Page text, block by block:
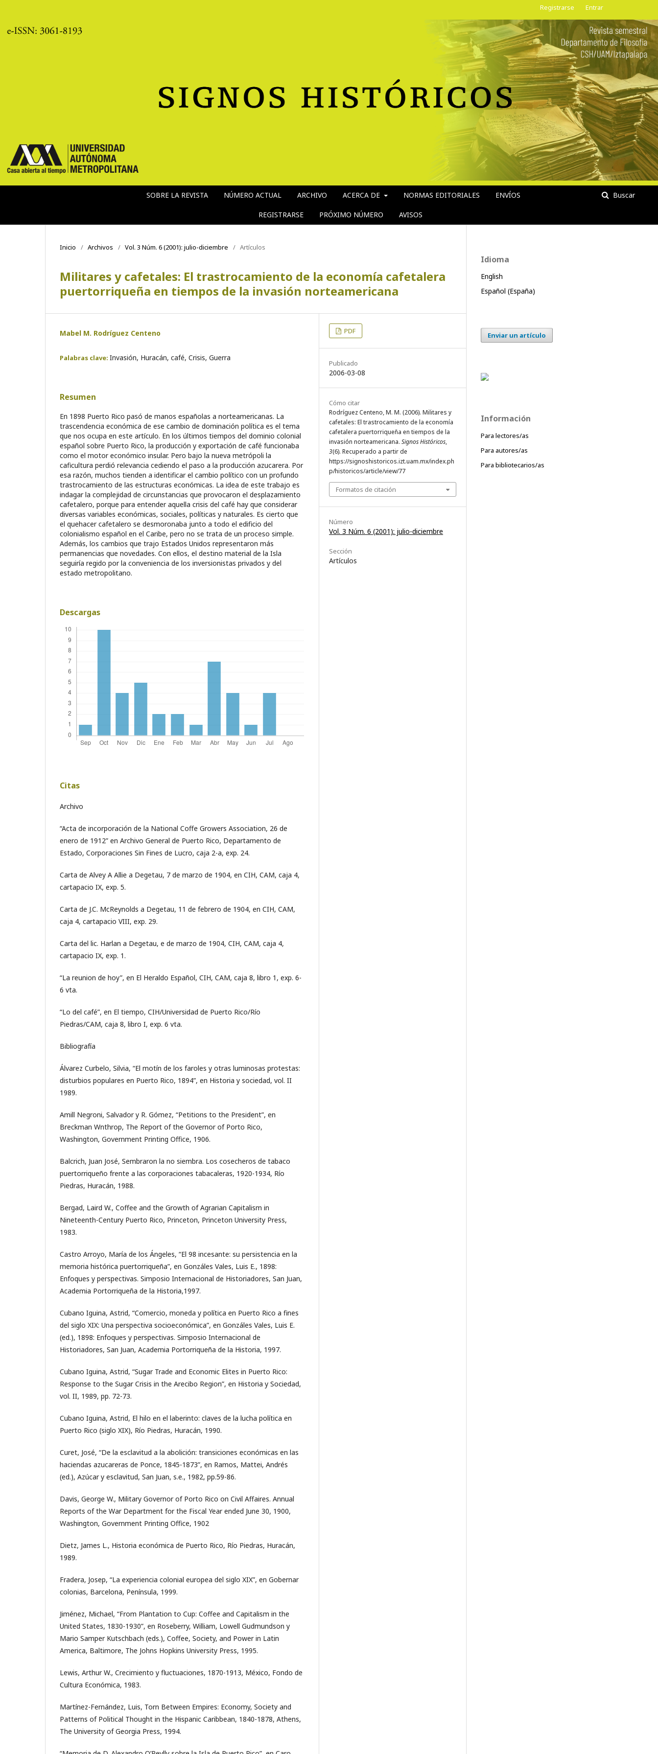
SOBRE LA REVISTA NÚMERO ACTUAL ARCHIVO ACERCA DE NORMAS EDITORIALES ENVÍOS
REGISTRARSE PRÓXIMO NÚMERO AVISOS
Buscar
Registrarse Entrar
Inicio / Archivos / Vol. 3 Núm. 6 (2001): julio-diciembre / Artículos
Militares y cafetales: El trastrocamiento de la economía cafetalera
puertorriqueña en tiempos de la invasión norteamericana
Mabel M. Rodríguez Centeno
Palabras clave: Invasión, Huracán, café, Crisis, Guerra
Resumen
En 1898 Puerto Rico pasó de manos españolas a norteamericanas. La
trascendencia económica de ese cambio de dominación política es el tema
que nos ocupa en este artículo. En los últimos tiempos del dominio colonial
español sobre Puerto Rico, la producción y exportación de café funcionaba
como el motor económico insular. Pero bajo la nueva metrópoli la
caficultura perdió relevancia cediendo el paso a la producción azucarera. Por
esa razón, muchos tienden a identificar el cambio político con un profundo
trastrocamiento de las estructuras económicas. La idea de este trabajo es
indagar la complejidad de circunstancias que provocaron el desplazamiento
cafetalero, porque para entender aquella crisis del café hay que considerar
diversas variables económicas, sociales, políticas y naturales. Es cierto que
el quehacer cafetalero se desmoronaba junto a todo el edificio del
colonialismo español en el Caribe, pero no se trata de un proceso simple.
Además, los cambios que trajo Estados Unidos representaron más
permanencias que novedades. Con ellos, el destino material de la Isla
seguiría regido por la conveniencia de los inversionistas privados y del
estado metropolitano.
Descargas
Citas
Archivo
“Acta de incorporación de la National Coffe Growers Association, 26 de
enero de 1912” en Archivo General de Puerto Rico, Departamento de
Estado, Corporaciones Sin Fines de Lucro, caja 2-a, exp. 24.
Carta de Alvey A Allie a Degetau, 7 de marzo de 1904, en CIH, CAM, caja 4,
cartapacio IX, exp. 5.
Carta de J.C. McReynolds a Degetau, 11 de febrero de 1904, en CIH, CAM,
caja 4, cartapacio VIII, exp. 29.
Carta del lic. Harlan a Degetau, e de marzo de 1904, CIH, CAM, caja 4,
cartapacio IX, exp. 1.
“La reunion de hoy”, en El Heraldo Español, CIH, CAM, caja 8, libro 1, exp. 6-
6 vta.
“Lo del café”, en El tiempo, CIH/Universidad de Puerto Rico/Río
Piedras/CAM, caja 8, libro I, exp. 6 vta.
Bibliografía
Álvarez Curbelo, Silvia, “El motín de los faroles y otras luminosas protestas:
disturbios populares en Puerto Rico, 1894”, en Historia y sociedad, vol. II
1989.
Amill Negroni, Salvador y R. Gómez, “Petitions to the President”, en
Breckman Wnthrop, The Report of the Governor of Porto Rico,
Washington, Government Printing Office, 1906.
Balcrich, Juan José, Sembraron la no siembra. Los cosecheros de tabaco
puertorriqueño frente a las corporaciones tabacaleras, 1920-1934, Río
Piedras, Huracán, 1988.
Bergad, Laird W., Coffee and the Growth of Agrarian Capitalism in
Nineteenth-Century Puerto Rico, Princeton, Princeton University Press,
1983.
Castro Arroyo, María de los Ángeles, “El 98 incesante: su persistencia en la
memoria histórica puertorriqueña”, en Gonzáles Vales, Luis E., 1898:
Enfoques y perspectivas. Simposio Internacional de Historiadores, San Juan,
Academia Portorriqueña de la Historia,1997.
Cubano Iguina, Astrid, “Comercio, moneda y política en Puerto Rico a fines
del siglo XIX: Una perspectiva socioeconómica”, en Gonzáles Vales, Luis E.
(ed.), 1898: Enfoques y perspectivas. Simposio Internacional de
Historiadores, San Juan, Academia Portorriqueña de la Historia, 1997.
Cubano Iguina, Astrid, “Sugar Trade and Economic Elites in Puerto Rico:
Response to the Sugar Crisis in the Arecibo Region”, en Historia y Sociedad,
vol. II, 1989, pp. 72-73.
Cubano Iguina, Astrid, El hilo en el laberinto: claves de la lucha política en
Puerto Rico (siglo XIX), Río Piedras, Huracán, 1990.
Curet, José, “De la esclavitud a la abolición: transiciones económicas en las
haciendas azucareras de Ponce, 1845-1873”, en Ramos, Mattei, Andrés
(ed.), Azúcar y esclavitud, San Juan, s.e., 1982, pp.59-86.
Davis, George W., Military Governor of Porto Rico on Civil Affaires. Annual
Reports of the War Department for the Fiscal Year ended June 30, 1900,
Washington, Government Printing Office, 1902
Dietz, James L., Historia económica de Puerto Rico, Río Piedras, Huracán,
1989.
Fradera, Josep, “La experiencia colonial europea del siglo XIX”, en Gobernar
colonias, Barcelona, Península, 1999.
Jiménez, Michael, “From Plantation to Cup: Coffee and Capitalism in the
United States, 1830-1930”, en Roseberry, William, Lowell Gudmundson y
Mario Samper Kutschbach (eds.), Coffee, Society, and Power in Latin
America, Baltimore, The Johns Hopkins University Press, 1995.
Lewis, Arthur W., Crecimiento y fluctuaciones, 1870-1913, México, Fondo de
Cultura Económica, 1983.
Martínez-Fernández, Luis, Torn Between Empires: Economy, Society and
Patterns of Political Thought in the Hispanic Caribbean, 1840-1878, Athens,
The University of Georgia Press, 1994.
PDF
Publicado
2006-03-08
Cómo citar
Rodríguez Centeno, M. M. (2006). Militares y
cafetales: El trastrocamiento de la economía
cafetalera puertorriqueña en tiempos de la
invasión norteamericana. Signos Históricos,
3(6). Recuperado a partir de
https://signoshistoricos.izt.uam.mx/index.ph
p/historicos/article/view/77
Formatos de citación
Número
Vol. 3 Núm. 6 (2001): julio-diciembre
Sección
Artículos
Idioma
English
Español (España)
Enviar un artículo
Información
Para lectores/as
Para autores/as
Para bibliotecarios/as